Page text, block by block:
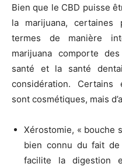
Bien que le CBD puisse
la marijuana, certaines
termes de manière
marijuana comporte
santé et la santé
considération. Certains
sont cosmétiques, mais
Xérostomie, « bouche
bien connu du fait
facilite la digestion